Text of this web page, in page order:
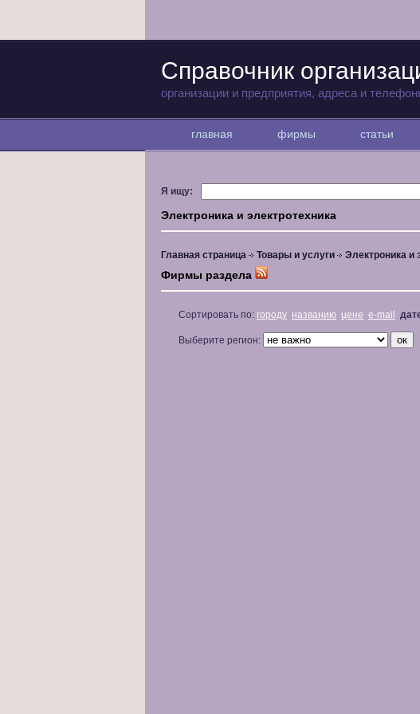
Справочник
организации и предприятия, адреса и
главная фирмы статьи
Я ищу:
Электроника и электротехника
Главная страница Товары и услуги Электроника и
Фирмы раздела
Сортировать по: городу названию цене e-mail
Выберите регион: